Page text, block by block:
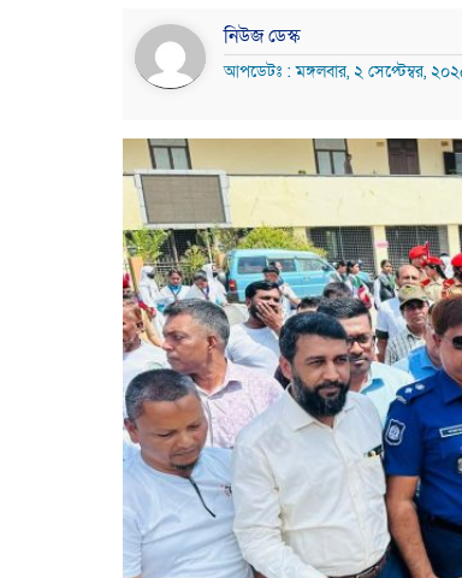
নিউজ ডেস্ক
আপডেটঃ : মঙ্গলবার, ২ সেপ্টেম্বর,